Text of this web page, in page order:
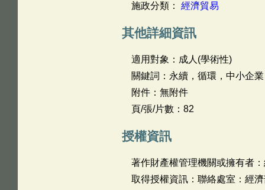
施政分類： 經濟貿易
其他詳細資訊
適用對象：成人(學術性)
關鍵詞：永續，循環，中小企業
附件：無附件
頁/張/片數：82
授權資訊
著作財產權管理機關或擁有者
取得授權資訊：聯絡處室：經